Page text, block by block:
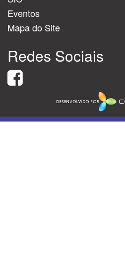
Eventos
Mapa do Site
Redes Sociais